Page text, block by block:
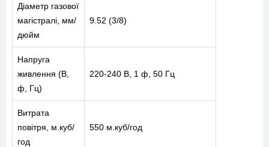
Діаметр газової
магістралі, мм/
дюйм
9.52 (3/8)
Напруга
живлення (В,
ф, Гц)
220-240 В, 1 ф, 50 Гц
Витрата
повітря, м.куб/
год
550 м.куб/год
ПРО НАС
СПІВПРАЦЯ
+38-097-845-12-79